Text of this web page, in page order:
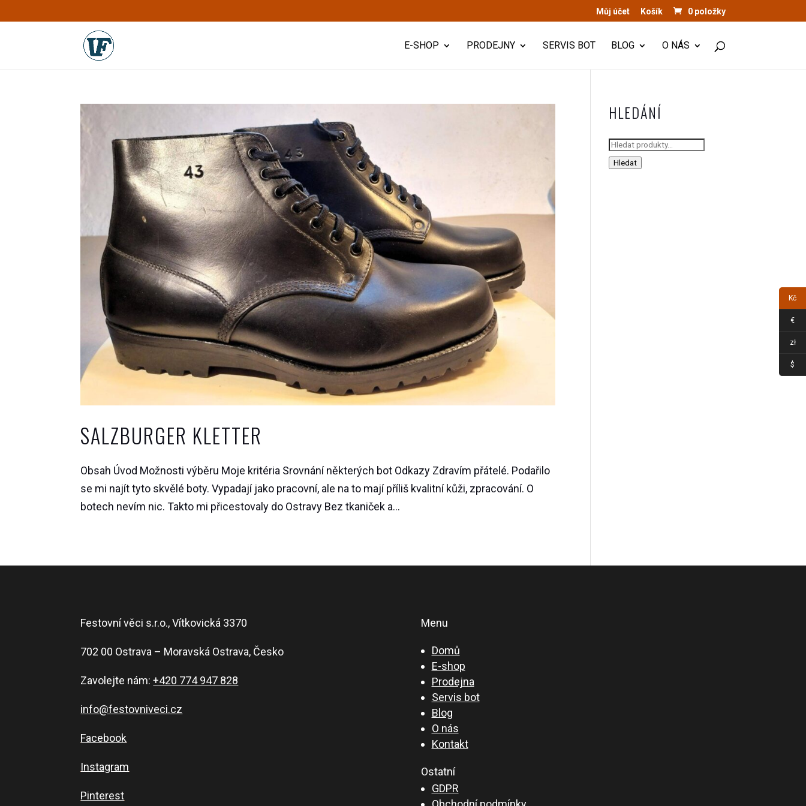
Můj účet Košík 0 položky
E-SHOP PRODEJNY SERVIS BOT BLOG O NÁS
SALZBURGER KLETTER
Obsah Úvod Možnosti výběru Moje kritéria Srovnání některých bot Odkazy Zdravím přátelé. Podařilo
se mi najít tyto skvělé boty. Vypadají jako pracovní, ale na to mají příliš kvalitní kůži, zpracování. O
botech nevím nic. Takto mi přicestovaly do Ostravy Bez tkaniček a...
HLEDÁNÍ
Hledat:
Hledat
Festovní věci s.r.o., Vítkovická 3370
702 00 Ostrava – Moravská Ostrava, Česko
Zavolejte nám:+420 774 947 828
info@festovniveci.cz
Facebook
Instagram
Pinterest
Menu
Domů
E-shop
Prodejna
Servis bot
Blog
O nás
Kontakt
Ostatní
GDPR
Kč
€
zł
$